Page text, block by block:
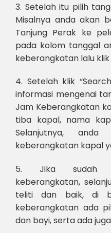
3. Setelah itu pilih
Misalnya anda akan
Tanjung Perak ke
pada kolom tanggal
keberangkatan lalu klik
4. Setelah klik
informasi mengenai
Jam Keberangkatan
tiba kapal, nama
Selanjutnya,
keberangkatan kapal
5. Jika sudah
keberangkatan,
teliti dan baik, di
keberangkatan ada
dan bayi, serta ada